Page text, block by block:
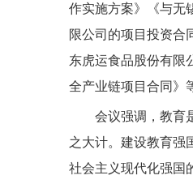
作实施方案》
《与
限公司的项目投资合
东虎运食品股份有限
全产业链项目合同》
会议强调， 教育
之大计。建设教育强
社会主义现代化强国